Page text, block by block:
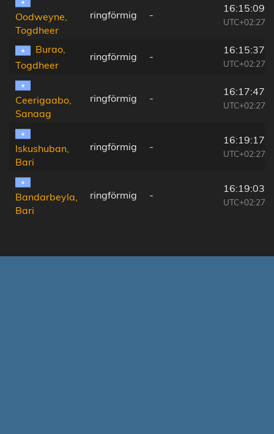
Oodweyne,
Togdheer
ringförmig -
16:15:09
UTC+02:27
Burao,
Togdheer
ringförmig -
16:15:37
UTC+02:27
Ceerigaabo,
Sanaag
ringförmig -
16:17:47
UTC+02:27
Iskushuban,
Bari
ringförmig -
16:19:17
UTC+02:27
Bandarbeyla,
Bari
ringförmig -
16:19:03
UTC+02:27